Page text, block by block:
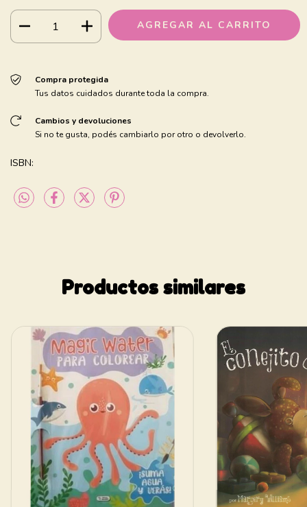
Compra protegida
Tus datos cuidados durante toda la compra.
Cambios y devoluciones
Si no te gusta, podés cambiarlo por otro o devolverlo.
ISBN:
Productos similares